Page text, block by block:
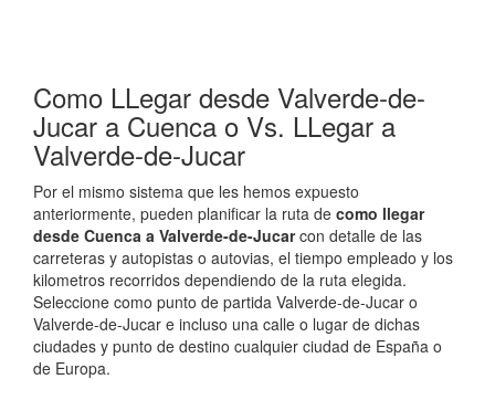
Como LLegar desde Valverde-de-
Jucar a Cuenca o Vs. LLegar a
Valverde-de-Jucar
Por el mismo sistema que les hemos expuesto
anteriormente, pueden planificar la ruta de como llegar
desde Cuenca a Valverde-de-Jucarcon detalle de las
carreteras y autopistas o autovias, el tiempo empleado y los
kilometros recorridos dependiendo de la ruta elegida.
Seleccione como punto de partida Valverde-de-Jucar o
Valverde-de-Jucar e incluso una calle o lugar de dichas
ciudades y punto de destino cualquier ciudad de España o
de Europa.